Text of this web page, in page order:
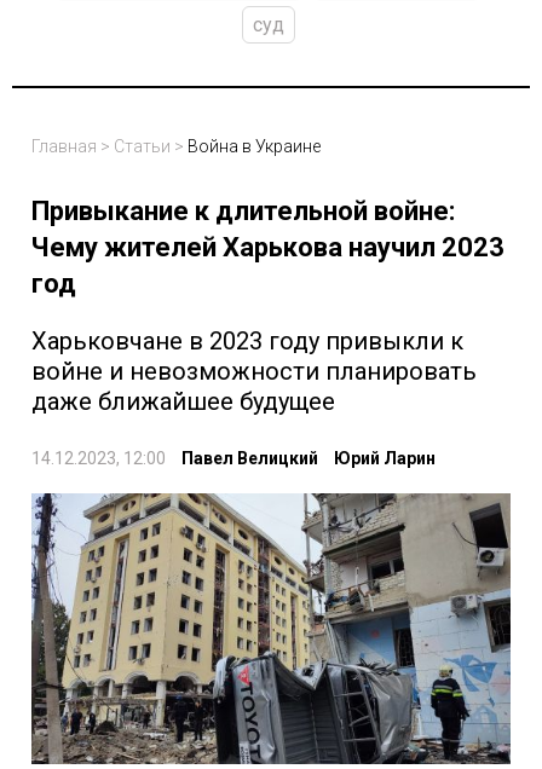
суд
Главная > Статьи > Война в Украине
Привыкание к длительной войне:
Чему жителей Харькова научил 2023
год
Харьковчане в 2023 году привыкли к
войне и невозможности планировать
даже ближайшее будущее
14.12.2023, 12:00 Павел Велицкий Юрий Ларин